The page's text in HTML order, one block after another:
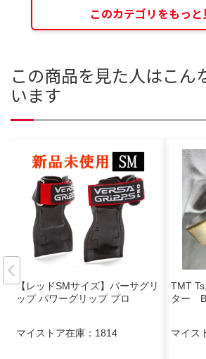
このカテゴリをもっと
この商品を見た人はこん
います
【レッドSMサイズ】バーサグリ
ップ パワーグリップ プロ
マイストア在庫： 1814
TMT
ター
マイス